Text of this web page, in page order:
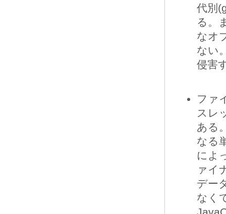
代別
る。
なオ
ない
侵害
ファ
スレ
ある
なる
によ
ァイ
デー
なく